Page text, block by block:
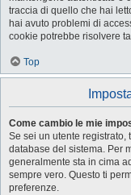
traccia di quello che hai
hai avuto problemi di
cookie potrebbe risolvere
Top
Come cambio le mie
Se sei un utente registrato,
database del sistema. Per
generalmente sta in cima
sempre vero. Questo ti
preferenze.